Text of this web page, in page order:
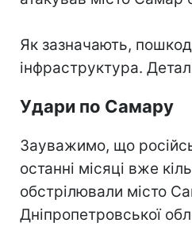
Як зазначають,
інфраструктура.
Удари по Самару
Зауважимо, що
останні місяці вже
обстрілювали місто
Дніпропетровської